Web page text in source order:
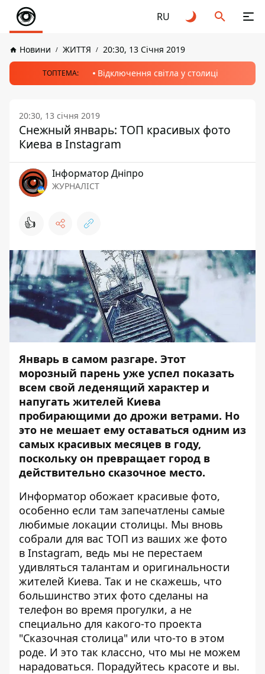
RU
Новини ЖИТТЯ 20:30, 13 Січня 2019
ТОПТЕМА: Відключення світла у столиці
20:30, 13 січня 2019
Снежный январь: ТОП красивых фото
Киева в Instagram
Інформатор Дніпро
ЖУРНАЛІСТ
👍
Январь в самом разгаре. Этот
морозный парень уже успел показать
всем свой леденящий характер и
напугать жителей Киева
пробирающими до дрожи ветрами. Но
это не мешает ему оставаться одним из
самых красивых месяцев в году,
поскольку он превращает город в
действительно сказочное место.
Информатор обожает красивые фото,
особенно если там запечатлены самые
любимые локации столицы. Мы вновь
собрали для вас ТОП из ваших же фото
в Instagram, ведь мы не перестаем
удивляться талантам и оригинальности
жителей Киева. Так и не скажешь, что
большинство этих фото сделаны на
телефон во время прогулки, а не
специально для какого-то проекта
"Сказочная столица" или что-то в этом
роде. И это так классно, что мы не можем
нарадоваться. Порадуйтесь красоте и вы.